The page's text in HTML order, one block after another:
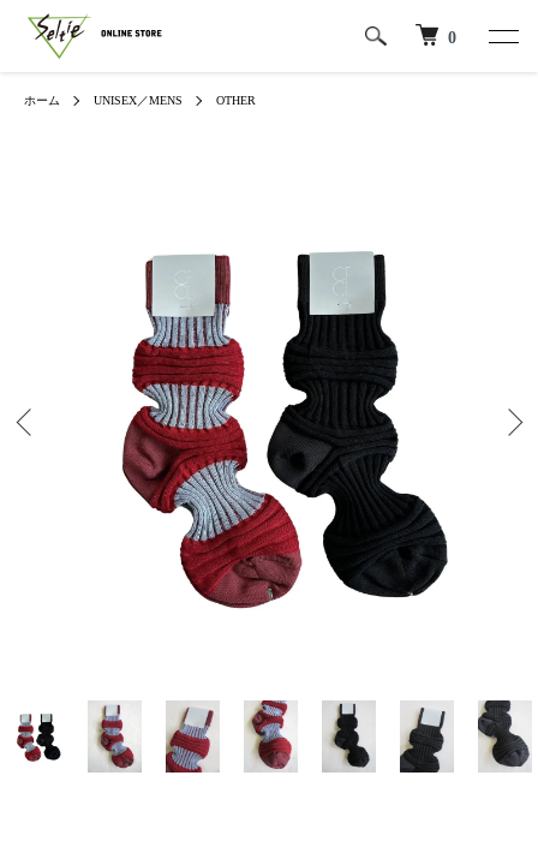
0
ホーム UNISEX／MENS OTHER